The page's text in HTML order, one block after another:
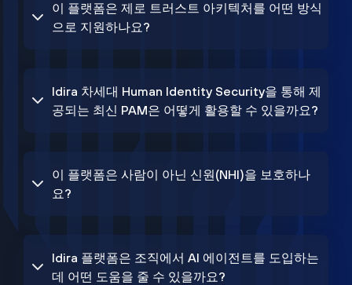
이 플랫폼은 제로 트러스트 아키텍처를 어떤 방식
으로 지원하나요?
Idira 차세대 Human Identity Security을 통해 제
공되는 최신 PAM은 어떻게 활용할 수 있을까요?
이 플랫폼은 사람이 아닌 신원(NHI)을 보호하나
요?
Idira 플랫폼은 조직에서 AI 에이전트를 도입하는
데 어떤 도움을 줄 수 있을까요?